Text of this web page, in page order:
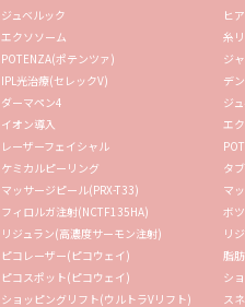
ジュベルック
エクソソーム
POTENZA(ポテンツァ)
IPL光治療(セレックV)
ダーマペン4
イオン導入
レーザーフェイシャル
ケミカルピーリング
マッサージピール(PRX-T33)
フィロルガ注射(NCTF135HA)
リジュラン(高濃度サーモン注射)
ピコレーザー(ピコウェイ)
ピコスポット(ピコウェイ)
ショッピングリフト(ウルトラVリフト)
ヒ
糸
ジ
デ
ジ
エ
タ
マ
ボ
リ
脂
シ
ス